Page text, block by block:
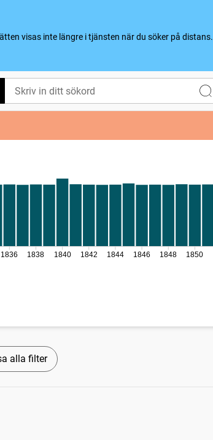
visas inte längre i tjänsten när du söker på distans.
1836 1838 1840 1842 1844 1846 1848 1850
alla filter